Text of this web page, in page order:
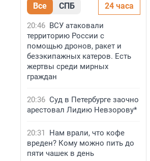
Все СПБ 24 часа
20:46 ВСУ атаковали
территорию России с
помощью дронов, ракет и
безэкипажных катеров. Есть
жертвы среди мирных
граждан
20:36 Суд в Петербурге заочно
арестовал Лидию Невзорову*
20:31
Нам врали, что кофе
вреден? Кому можно пить до
пяти чашек в день